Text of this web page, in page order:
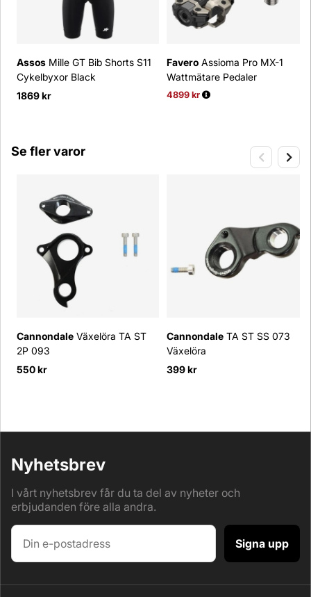
Assos Mille GT Bib Shorts S11
Cykelbyxor Black
1869 kr
Favero Assioma Pro MX-1
Wattmätare Pedaler
4899 kr
Ordinarie pris:
Se fler varor
Cannondale Växelöra TA ST
2P 093
550 kr
Cannondale TA ST SS 073
Växelöra
399 kr
Nyhetsbrev
I vårt nyhetsbrev får du ta del av nyheter och
erbjudanden före alla andra.
Signa upp